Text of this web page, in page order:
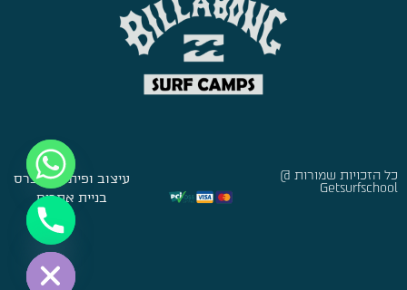
כל הזכויות שמורות @
Getsurfschool
עיצוב ופיתוח:סברס
בניית אתרים
Hide chaty